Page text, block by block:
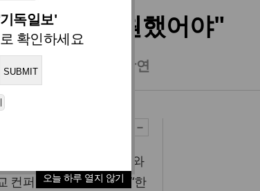
독일보'
확인하세요
오늘 하루 열지 않기
주민 지원했어야"
런스, 윤영관 교수 강연
에서는 남서울은혜교회와
컨퍼런스’를 개최했다. “한